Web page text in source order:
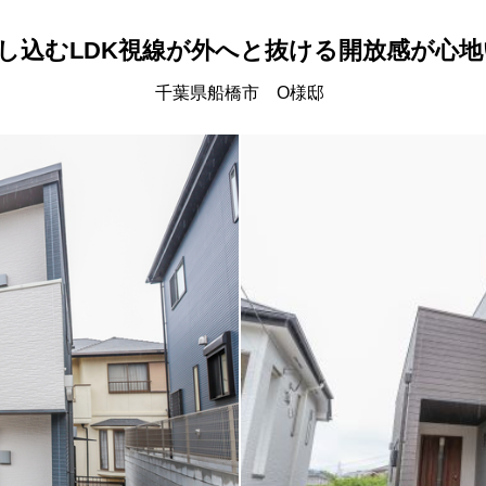
込むLDK視線が外へと抜ける開放感が心
千葉県船橋市 O様邸